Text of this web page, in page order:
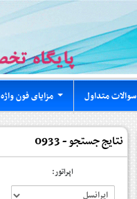
مزایای فون واژه سوالات متداول
نتایج جستجو - 0933
اپراتور: